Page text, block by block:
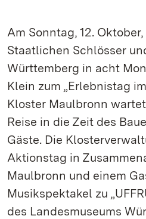
Am Sonntag, 12.
Staatlichen Schlösser
Württemberg in acht
Klein zum „Erlebnistag
Kloster Maulbronn
Reise in die Zeit des
Gäste. Die
Aktionstag in
Maulbronn und einem
Musikspektakel zu
des Landesmuseums